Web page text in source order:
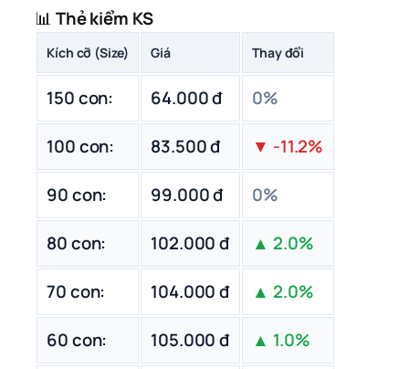
📊Thẻ kiểm KS
Kích cỡ (Size) Giá Thay đổi
150 con: 64.000 đ 0%
100 con: 83.500 đ ▼ -11.2%
90 con: 99.000 đ 0%
80 con: 102.000 đ ▲ 2.0%
70 con: 104.000 đ ▲ 2.0%
60 con: 105.000 đ ▲ 1.0%